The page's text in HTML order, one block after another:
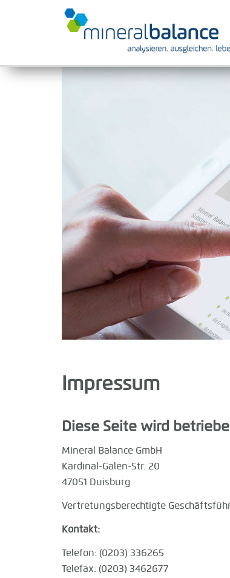
Impressum
Diese Seite wird
Mineral Balance GmbH
Kardinal-Galen-Str. 20
47051 Duisburg
Vertretungsberechtigte
Kontakt:
Telefon: (0203) 336265
Telefax: (0203) 3462677